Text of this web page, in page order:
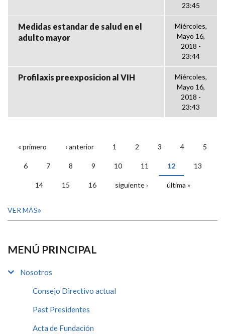
23:45
Medidas estandar de salud en el
adulto mayor
Miércoles,
Mayo 16,
2018 -
23:44
Profilaxis preexposicion al VIH
Miércoles,
Mayo 16,
2018 -
23:43
PÁGINAS
« primero ‹ anterior 1 2 3 4 5
6 7 8 9 10 11 12 13
14 15 16 siguiente › última »
VER MÁS
MENÚ PRINCIPAL
Nosotros
Consejo Directivo actual
Past Presidentes
Acta de Fundación